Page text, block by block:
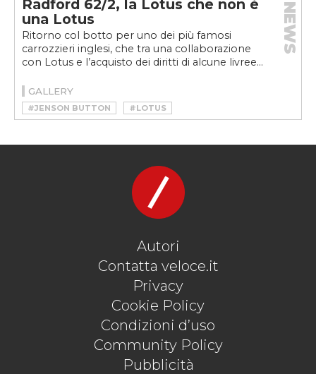
Radford 62/2, la Lotus che non è
una Lotus
Ritorno col botto per uno dei più famosi
carrozzieri inglesi, che tra una collaborazione
con Lotus e l’acquisto dei diritti di alcune livree...
NEWS
GALLERY
#JENSON BUTTON
#LOTUS
#LOTUS TYPE 62
#RADFORD
Autori
Contatta veloce.it
Privacy
Cookie Policy
Condizioni d’uso
Community Policy
Pubblicità